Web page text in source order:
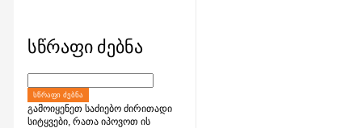
სწრაფი ძებნა
ᲡᲬᲠᲐᲤᲘ ᲫᲔᲑᲜᲐ
გამოიყენეთ საძიებო ძირითადი
სიტყვები, რათა იპოვოთ ის